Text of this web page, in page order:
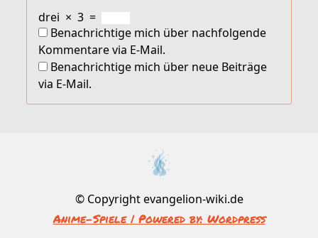
drei × 3 =
Benachrichtige mich über nachfolgende
Kommentare via E-Mail.
Benachrichtige mich über neue Beiträge
via E-Mail.
© Copyright evangelion-wiki.de
Anime-Spiele | Powered by: Wordpress